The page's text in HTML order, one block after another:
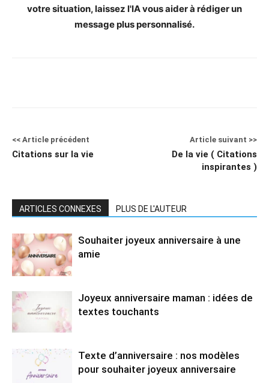
votre situation, laissez l'IA vous aider à rédiger un
message plus personnalisé.
<< Article précédent
Citations sur la vie
Article suivant >>
De la vie ( Citations
inspirantes )
ARTICLES CONNEXES PLUS DE L'AUTEUR
Souhaiter joyeux anniversaire à une
amie
Joyeux anniversaire maman : idées de
textes touchants
Texte d’anniversaire : nos modèles
pour souhaiter joyeux anniversaire